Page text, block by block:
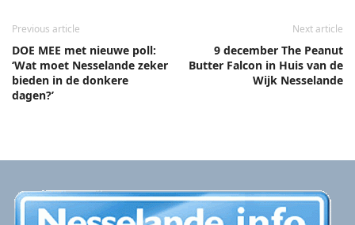
Previous article
DOE MEE met nieuwe poll:
‘Wat moet Nesselande zeker
bieden in de donkere
dagen?’
Next article
9 december The Peanut
Butter Falcon in Huis van de
Wijk Nesselande